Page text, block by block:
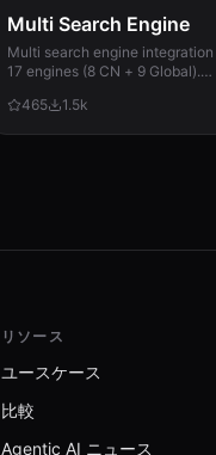
Multi Search Engine
Multi search engine
17 engines (8 CN + 9 Global).
operators, time filters, site
465 1.5k
リソース
ユースケース
比較
Agentic AI ニュース